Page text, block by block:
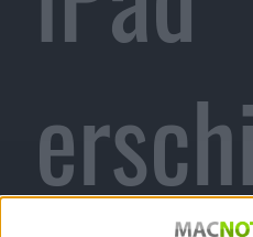
Alexander Trust, den 24. August